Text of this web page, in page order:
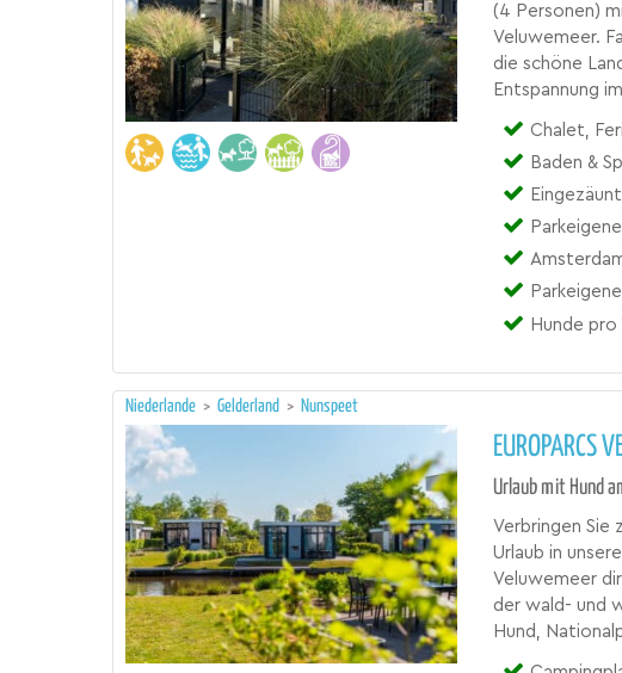
(4 Personen)
Veluwemeer.
die schöne
Entspannung
Chalet,
Baden &
Hunde
Niederlande > Gelderland > Nunspeet
EUROPARCS
Urlaub mit Hund
Verbringen Sie
Urlaub in
Veluwemeer
der wald- und
Hund,